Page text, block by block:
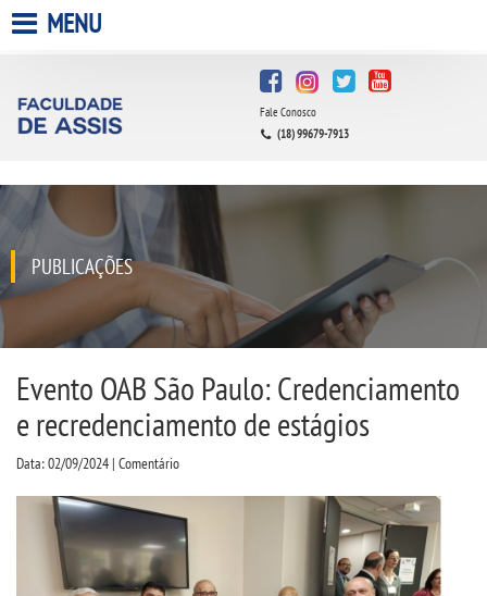
A FACULDADE
QUEM SOMOS
INFRAESTRUTURA
BIBLIOTECA
CPA
PROUNI
MENU
Fale Conosco
(18) 99679-7913
PUBLICAÇÕES
Evento OAB São Paulo: Credenciamento
e recredenciamento de estágios
Data: 02/09/2024 | Comentário